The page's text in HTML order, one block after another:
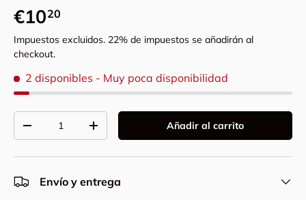
Precio normal
€1020
Impuestos excluidos. 22% de impuestos se añadirán al
checkout.
2 disponibles - Muy poca disponibilidad
Disminuir cantidadAumentar la cantidadAñadir al carrito
Envío y entrega